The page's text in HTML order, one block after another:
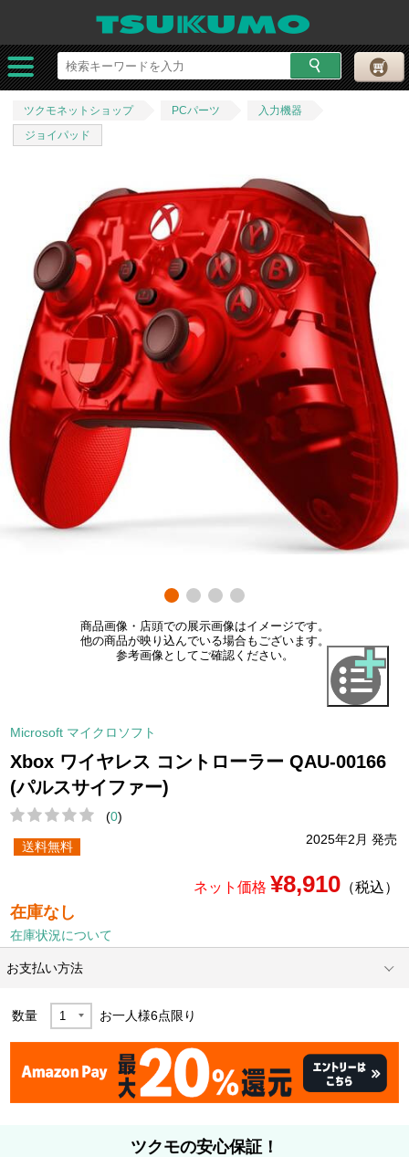
ツクモネットショップ PCパーツ
入力機器
ジョイパッド
商品画像・店頭での展示画像はイメージです。
他の商品が映り込んでいる場合もございます。
参考画像としてご確認ください。
Microsoft マイクロソフト
Xbox ワイヤレス コントローラー QAU-00166
(パルスサイファー)
(0)
2025年2月 発売
送料無料
ネット価格 ¥8,910（税込）
在庫なし
在庫状況について
お支払い方法
数量 お一人様6点限り
ツクモの安心保証！